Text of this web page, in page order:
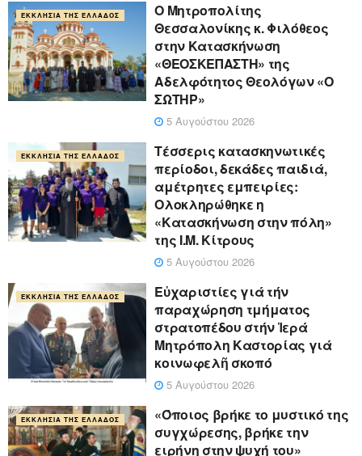
ΕΚΚΛΗΣΊΑ ΤΗΣ ΕΛΛΆΔΟΣ
Ο Μητροπολίτης
Θεσσαλονίκης κ. Φιλόθεος
στην Κατασκήνωση
«ΘΕΟΣΚΕΠΑΣΤΗ» της
Αδελφότητος Θεολόγων «Ο
ΣΩΤΗΡ»
5 Αυγούστου 2026
ΕΚΚΛΗΣΊΑ ΤΗΣ ΕΛΛΆΔΟΣ
Τέσσερις κατασκηνωτικές
περίοδοι, δεκάδες παιδιά,
αμέτρητες εμπειρίες:
Ολοκληρώθηκε η
«Κατασκήνωση στην πόλη»
της Ι.Μ. Κίτρους
5 Αυγούστου 2026
ΕΚΚΛΗΣΊΑ ΤΗΣ ΕΛΛΆΔΟΣ
Εὐχαριστίες γιά τήν
παραχώρηση τμήματος
στρατοπέδου στήν Ἱερά
Μητρόπολη Καστορίας γιά
κοινωφελῆ σκοπό
5 Αυγούστου 2026
ΕΚΚΛΗΣΊΑ ΤΗΣ ΕΛΛΆΔΟΣ
«Όποιος βρήκε το μυστικό της
συγχώρεσης, βρήκε την
ειρήνη στην ψυχή του»